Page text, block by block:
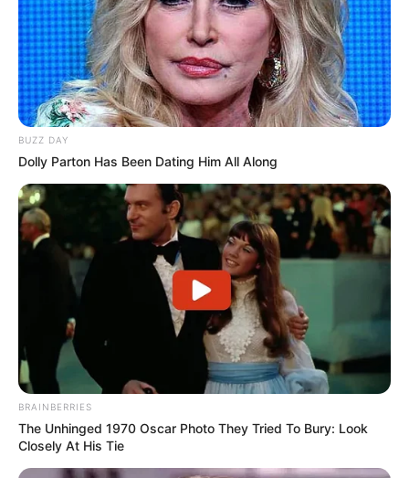
online eingetragen werden können.
Touristen- und Freizeitattraktionen in der Region
Kreis Minden-Lübbecke mit der Umkreissuche:
Bad Oeynhausen-
Espelkamp und Rahden
Lübbecke -Petershagen-
Veranstaltungstipps für den Kreis Minden-
Aufführungen, Partys, Feste undVeranstaltungen in
Minden
und im Umland, die auf den Seiten selber
eingetragen werden können.
Veranstaltungen in Bad Oeynhausen, inklusiveSilv
esterundFasching
BUZZ DAY
Dolly Parton Has Been Dating Him All Along
BRAINBERRIES
The Unhinged 1970 Oscar Photo They Tried To Bury: Look
Closely At His Tie